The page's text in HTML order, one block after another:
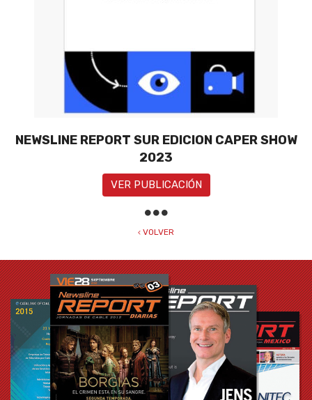
NEWSLINE REPORT SUR EDICION CAPER SHOW
2023
VER PUBLICACIÓN
VOLVER